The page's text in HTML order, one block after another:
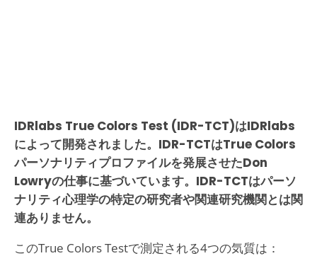
IDRlabs True Colors Test (IDR-TCT)はIDRlabs
によって開発されました。IDR-TCTはTrue Colors
パーソナリティプロファイルを発展させたDon
Lowryの仕事に基づいています。IDR-TCTはパーソ
ナリティ心理学の特定の研究者や関連研究機関とは関
連ありません。
このTrue Colors Testで測定される4つの気質は：